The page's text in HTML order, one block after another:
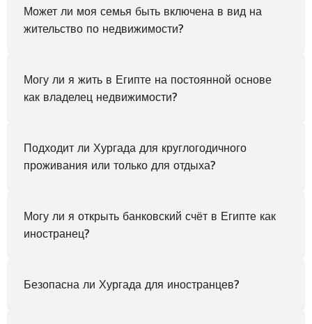
Может ли моя семья быть включена в вид на
жительство по недвижимости?
Могу ли я жить в Египте на постоянной основе
как владелец недвижимости?
Подходит ли Хургада для круглогодичного
проживания или только для отдыха?
Могу ли я открыть банковский счёт в Египте как
иностранец?
Безопасна ли Хургада для иностранцев?